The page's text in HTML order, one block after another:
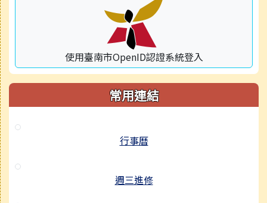
使用臺南市OpenID認證系統登入
常用連結
行事曆
週三進修